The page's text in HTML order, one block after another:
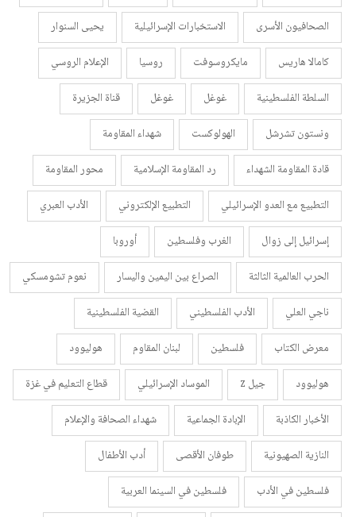
الصحافيون الأسرى
الاستخبارات الإسرائيلية
يحيى السنوار
كامالا هاريس
مايكروسوفت روسيا
الإعلام الروسي
السلطة الفلسطينية
غوغل غوغل
قناة الجزيرة
ونستون تشرشل
الهولوكست
شهداء المقاومة
قادة المقاومة الشهداء
رد المقاومة الإسلامية
محور المقاومة
التطبيع مع العدو الإسرائيلي
التطبيع الإلكتروني
الأدب العبري
إسرائيل إلى زوال
الغرب وفلسطين
أوروبا
الحرب العالمية الثالثة
الصراع بين اليمين واليسار
نعوم تشومسكي
ناجي العلي
الأدب الفلسطيني
القضية الفلسطينية
معرض الكتاب
فلسطين لبنان المقاوم
هوليوود
هوليوود
جيل z الموساد الإسرائيلي
قطاع التعليم في غزة
الأخبار الكاذبة
الإبادة الجماعية
شهداء الصحافة والإعلام
النازية الصهيونية
طوفان الأقصى
أدب الأطفال
فلسطين في الأدب
فلسطين في السينما العربية